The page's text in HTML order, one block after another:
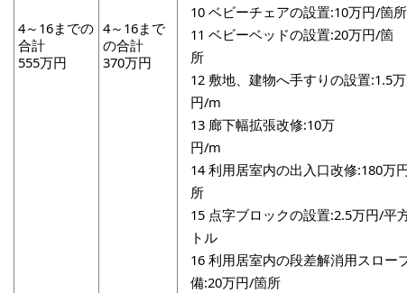
4～16までの
合計
555万円
4～16まで
の合計
370万円
10 ベビーチェアの設置:10万円/箇所
11 ベビーベッドの設置:20万円/箇
所
12 敷地、建物へ手すりの設置:1.5万
円/m
13 廊下幅拡張改修:10万
円/m
14 利用居室内の出入口改修:180万
所
15 点字ブロックの設置:2.5万円/平
トル
16 利用居室内の段差解消用スロー
備:20万円/箇所